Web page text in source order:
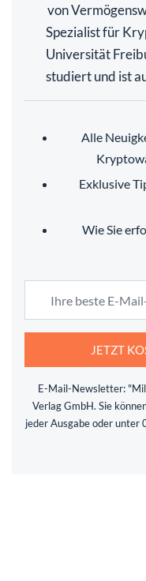
von
Spezialist für
Universität
studiert und ist
Alle
Exklusive
Wie Sie
JETZT
E-Mail-Newsletter:
Verlag GmbH. Sie
jeder Ausgabe oder